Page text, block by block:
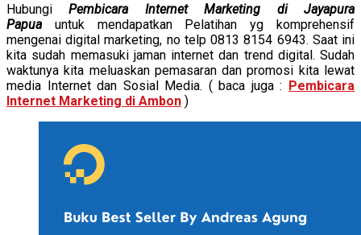
HubungiPembicara Internet Marketing di Jayapura
Papua untuk mendapatkan Pelatihan yg komprehensif
mengenai digital marketing, no telp 0813 8154 6943. Saat ini
kita sudah memasuki jaman internet dan trend digital. Sudah
waktunya kita meluaskan pemasaran dan promosi kita lewat
media Internet dan Sosial Media. ( baca juga : Pembicara
Internet Marketing di Ambon )